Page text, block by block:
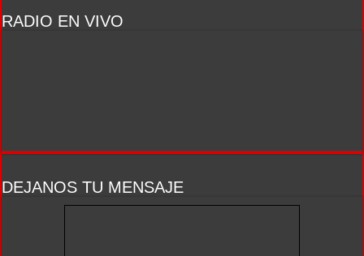
RADIO EN VIVO
DEJANOS TU MENSAJE